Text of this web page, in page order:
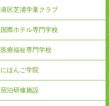
港区芝浦学童クラブ
国際ホテル専門学校
医療福祉専門学校
にほんご学院
宿泊研修施設